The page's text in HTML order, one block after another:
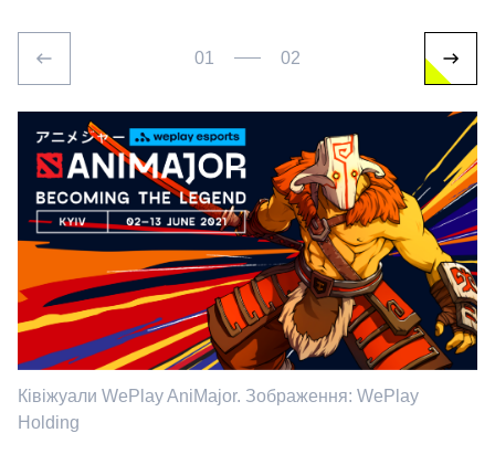
01 02
Ківіжуали WePlay AniMajor. Зображення: WePlay
Holding